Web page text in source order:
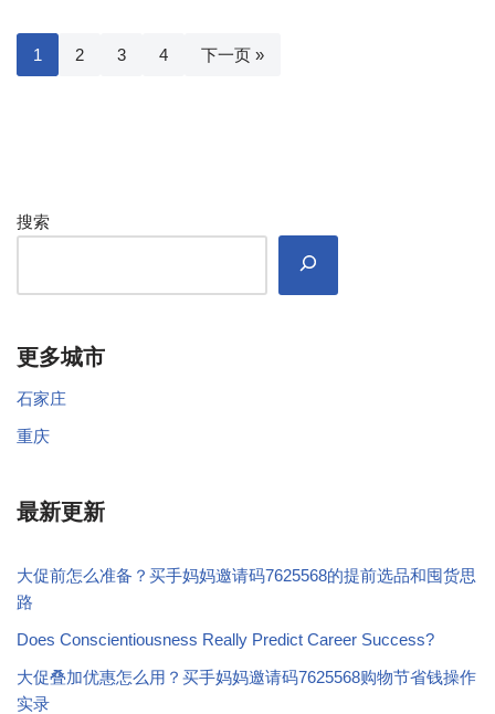
1 2 3 4 下一页 »
搜索
更多城市
石家庄
重庆
最新更新
大促前怎么准备？买手妈妈邀请码7625568的提前选品和囤货思
路
Does Conscientiousness Really Predict Career Success?
大促叠加优惠怎么用？买手妈妈邀请码7625568购物节省钱操作
实录